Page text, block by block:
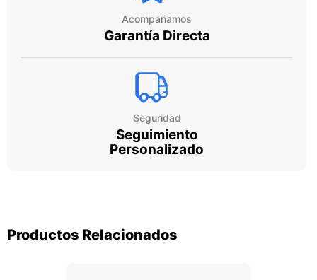
Acompañamos
Garantía Directa
Seguridad
Seguimiento
Personalizado
Productos Relacionados